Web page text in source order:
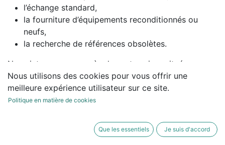
l’échange standard,
la fourniture d’équipements reconditionnés ou
neufs,
la recherche de références obsolètes.
Nous intervenons auprès des entreprises situées en
Bretagne :
Ille-et-Vilaine (Rennes, Saint-Malo, Fougères,
Nous utilisons des cookies pour vous offrir une
meilleure expérience utilisateur sur ce site.
Politique en matière de cookies
Que les essentiels Je suis d'accord